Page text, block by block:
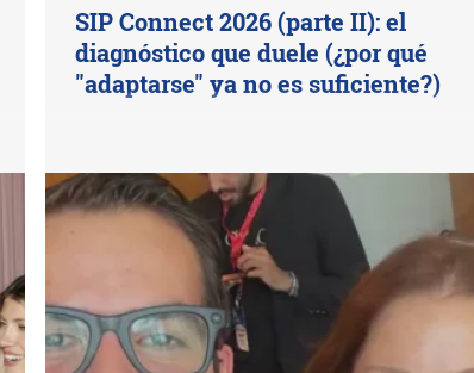
SIP Connect 2026 (parte II): el
diagnóstico que duele (¿por qué
"adaptarse" ya no es suficiente?)